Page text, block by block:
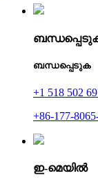
ബന്ധപ്പെടുക
+1 518
+86-177-
ഇ-മെയിൽ